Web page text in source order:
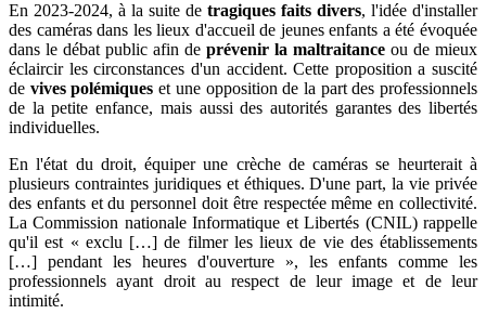
En 2023-2024, à la suite de tragiques faits divers, l'idée d'installer
des caméras dans les lieux d'accueil de jeunes enfants a été évoquée
dans le débat public afin de prévenir la maltraitance ou de mieux
éclaircir les circonstances d'un accident. Cette proposition a suscité
de vives polémiques et une opposition de la part des professionnels
de la petite enfance, mais aussi des autorités garantes des libertés
individuelles.
En l'état du droit, équiper une crèche de caméras se heurterait à
plusieurs contraintes juridiques et éthiques. D'une part, la vie privée
des enfants et du personnel doit être respectée même en collectivité.
La Commission nationale Informatique et Libertés (CNIL) rappelle
qu'il est « exclu […] de filmer les lieux de vie des établissements
[…] pendant les heures d'ouverture », les enfants comme les
professionnels ayant droit au respect de leur image et de leur
intimité.